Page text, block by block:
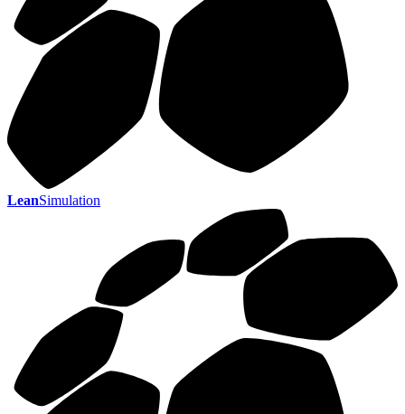
LeanSimulation